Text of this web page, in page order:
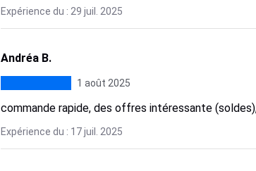
Expérience du : 29 juil. 2025
Andréa B.
1 août 2025
commande rapide, des offres intéressante
Expérience du : 17 juil. 2025